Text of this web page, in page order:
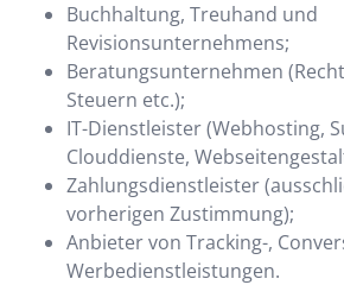
Buchhaltung, Treuhand und
Revisionsunternehmens;
Beratungsunternehmen
Steuern etc.);
IT-Dienstleister (Webhosting,
Clouddienste,
Zahlungsdienstleister
vorherigen Zustimmung);
Anbieter von Tracking-,
Werbedienstleistungen.